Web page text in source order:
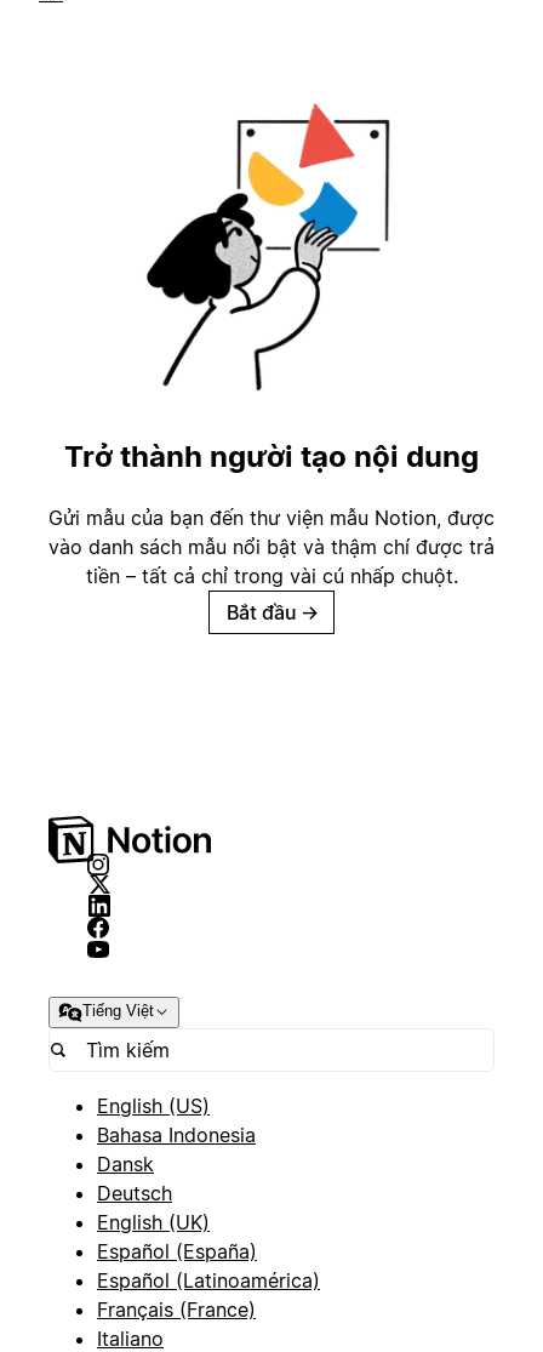
Trở thành người tạo nội dung
Gửi mẫu của bạn đến thư viện mẫu Notion, được
vào danh sách mẫu nổi bật và thậm chí được trả
tiền – tất cả chỉ trong vài cú nhấp chuột.
Bắt đầu →
Tiếng Việt
English (US)
Bahasa Indonesia
Dansk
Deutsch
English (UK)
Español (España)
Español (Latinoamérica)
Français (France)
Italiano